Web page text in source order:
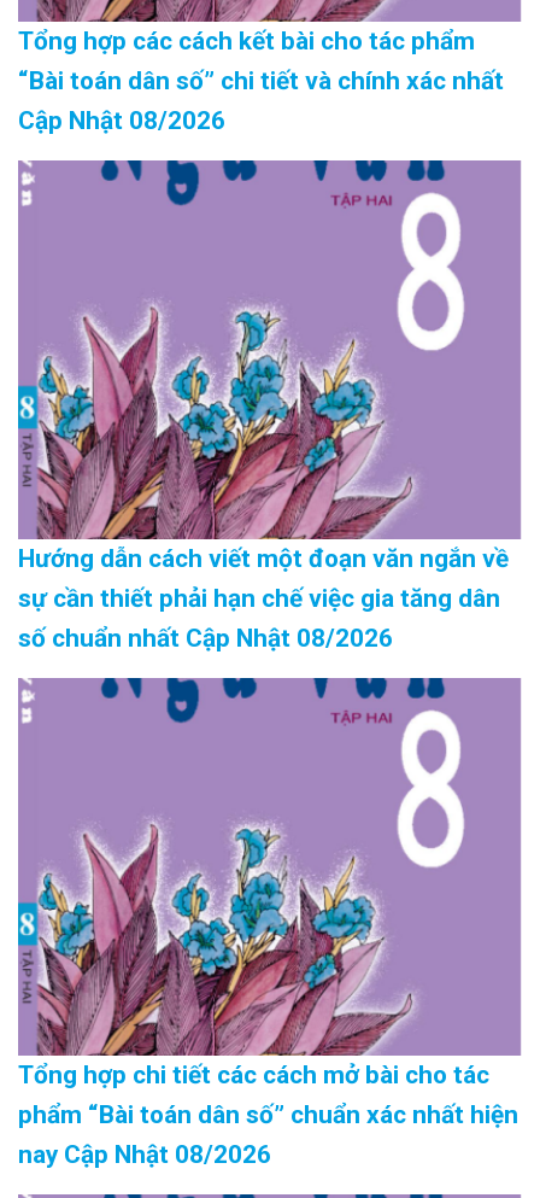
Tổng hợp các cách kết bài cho tác phẩm
“Bài toán dân số” chi tiết và chính xác nhất
Cập Nhật 08/2026
Hướng dẫn cách viết một đoạn văn ngắn về
sự cần thiết phải hạn chế việc gia tăng dân
số chuẩn nhất Cập Nhật 08/2026
Tổng hợp chi tiết các cách mở bài cho tác
phẩm “Bài toán dân số” chuẩn xác nhất hiện
nay Cập Nhật 08/2026